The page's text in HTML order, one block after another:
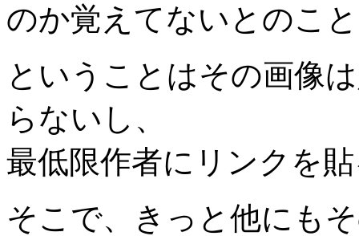
のか覚えてないとのこ
ということはその画像
らないし、
最低限作者にリンクを
そこで、きっと他にも